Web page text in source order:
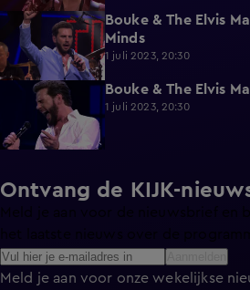
4:03
Bouke & The Elvis
Minds
1 juli 2023, 20:30
Bouke & The Elvis
1 juli 2023, 20:30
Ontvang de KIJK-
Meld je aan voor de nieuwsbrief en
Meld je aan voor onze wekelijkse